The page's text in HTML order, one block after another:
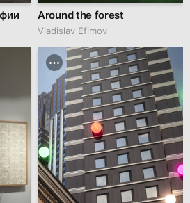
Around the forest
Vladislav Efimov